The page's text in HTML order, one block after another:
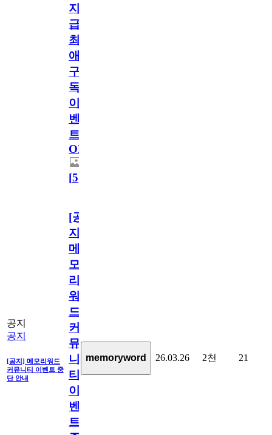
지
급!
최
애
구
독
이
벤
트
OPEN!
[5]
공지
공지
[공지] 메모리워드
커뮤니티 이벤트 중
단 안내
[공
지]
메
모
리
워
드
커
뮤
니
티
이
벤
트
memoryword 26.03.26 2천 21